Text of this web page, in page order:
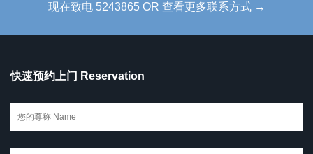
现在致电 5243865 OR 查看更多联系方式 →
快速预约上门 Reservation